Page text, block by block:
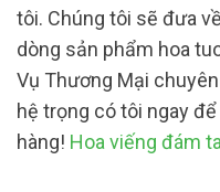
tôi. Chúng tôi sẽ đưa
dòng sản phẩm hoa
Vụ Thương Mại
hệ trọng có tôi ngay
hàng! Hoa viếng đám